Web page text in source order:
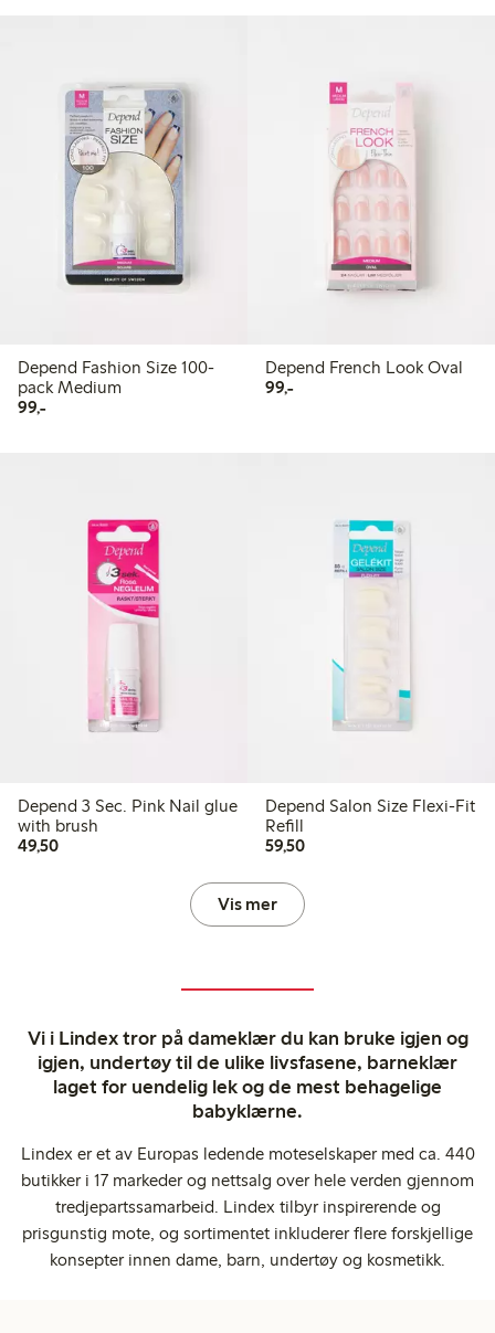
Depend Fashion Size 100-
pack Medium
99,-99,00 kr
Depend French Look Oval
99,-99,00 kr
Depend 3 Sec. Pink Nail glue
with brush
49,5049,50 kr
Depend Salon Size Flexi-Fit
Refill
59,5059,50 kr
Vis mer
Vi i Lindex tror på dameklær du kan bruke igjen og
igjen, undertøy til de ulike livsfasene, barneklær
laget for uendelig lek og de mest behagelige
babyklærne.
Lindex er et av Europas ledende moteselskaper med ca. 440
butikker i 17 markeder og nettsalg over hele verden gjennom
tredjepartssamarbeid. Lindex tilbyr inspirerende og
prisgunstig mote, og sortimentet inkluderer flere forskjellige
konsepter innen dame, barn, undertøy og kosmetikk.